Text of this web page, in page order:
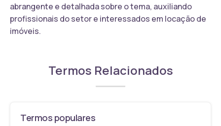
abrangente e detalhada sobre o tema, auxiliando
profissionais do setor e interessados em locação de
imóveis.
Termos Relacionados
Termos populares